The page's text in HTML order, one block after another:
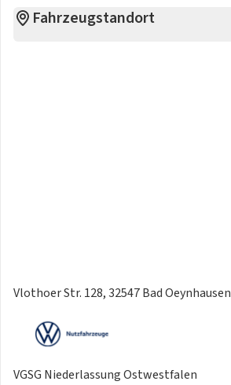
Fahrzeugstandort
Vlothoer Str. 128, 32547 Bad Oeynhausen
VGSG Niederlassung Ostwestfalen